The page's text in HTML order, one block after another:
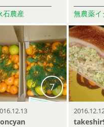
石農産
7